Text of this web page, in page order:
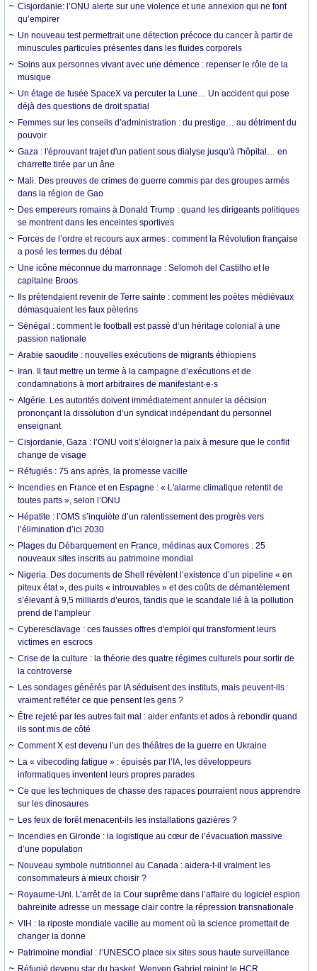
Cisjordanie: l’ONU alerte sur une violence et une annexion qui ne font
qu’empirer
Un nouveau test permettrait une détection précoce du cancer à partir de
minuscules particules présentes dans les fluides corporels
Soins aux personnes vivant avec une démence : repenser le rôle de la
musique
Un étage de fusée SpaceX va percuter la Lune… Un accident qui pose
déjà des questions de droit spatial
Femmes sur les conseils d’administration : du prestige… au détriment du
pouvoir
Gaza : l'éprouvant trajet d'un patient sous dialyse jusqu'à l'hôpital… en
charrette tirée par un âne
Mali. Des preuves de crimes de guerre commis par des groupes armés
dans la région de Gao
Des empereurs romains à Donald Trump : quand les dirigeants politiques
se montrent dans les enceintes sportives
Forces de l’ordre et recours aux armes : comment la Révolution française
a posé les termes du débat
Une icône méconnue du marronnage : Selomoh del Castilho et le
capitaine Broos
Ils prétendaient revenir de Terre sainte : comment les poètes médiévaux
démasquaient les faux pèlerins
Sénégal : comment le football est passé d’un héritage colonial à une
passion nationale
Arabie saoudite : nouvelles exécutions de migrants éthiopiens
Iran. Il faut mettre un terme à la campagne d’exécutions et de
condamnations à mort arbitraires de manifestant·e·s
Algérie. Les autorités doivent immédiatement annuler la décision
prononçant la dissolution d’un syndicat indépendant du personnel
enseignant
Cisjordanie, Gaza : l’ONU voit s’éloigner la paix à mesure que le conflit
change de visage
Réfugiés : 75 ans après, la promesse vacille
Incendies en France et en Espagne : « L'alarme climatique retentit de
toutes parts », selon l’ONU
Hépatite : l’OMS s’inquiète d’un ralentissement des progrès vers
l’élimination d’ici 2030
Plages du Débarquement en France, médinas aux Comores : 25
nouveaux sites inscrits au patrimoine mondial
Nigeria. Des documents de Shell révèlent l’existence d’un pipeline « en
piteux état », des puits « introuvables » et des coûts de démantèlement
s’élevant à 9,5 milliards d’euros, tandis que le scandale lié à la pollution
prend de l’ampleur
Cyberesclavage : ces fausses offres d'emploi qui transforment leurs
victimes en escrocs
Crise de la culture : la théorie des quatre régimes culturels pour sortir de
la controverse
Les sondages générés par IA séduisent des instituts, mais peuvent-ils
vraiment refléter ce que pensent les gens ?
Être rejeté par les autres fait mal : aider enfants et ados à rebondir quand
ils sont mis de côté
Comment X est devenu l’un des théâtres de la guerre en Ukraine
La « vibecoding fatigue » : épuisés par l’IA, les développeurs
informatiques inventent leurs propres parades
Ce que les techniques de chasse des rapaces pourraient nous apprendre
sur les dinosaures
Les feux de forêt menacent-ils les installations gazières ?
Incendies en Gironde : la logistique au cœur de l’évacuation massive
d’une population
Nouveau symbole nutritionnel au Canada : aidera-t-il vraiment les
consommateurs à mieux choisir ?
Royaume-Uni. L’arrêt de la Cour suprême dans l’affaire du logiciel espion
bahreïnite adresse un message clair contre la répression transnationale
VIH : la riposte mondiale vacille au moment où la science promettait de
changer la donne
Patrimoine mondial : l’UNESCO place six sites sous haute surveillance
Réfugié devenu star du basket, Wenyen Gabriel rejoint le HCR